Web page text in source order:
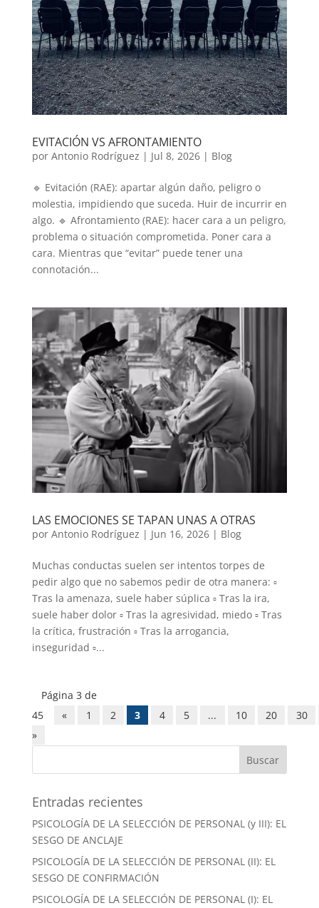
EVITACIÓN VS AFRONTAMIENTO
por Antonio Rodríguez | Jul 8, 2026| Blog
🔹 Evitación (RAE): apartar algún daño, peligro o
molestia, impidiendo que suceda. Huir de incurrir en
algo. 🔹 Afrontamiento (RAE): hacer cara a un peligro,
problema o situación comprometida. Poner cara a
cara. Mientras que “evitar” puede tener una
connotación...
LAS EMOCIONES SE TAPAN UNAS A OTRAS
por Antonio Rodríguez | Jun 16, 2026| Blog
Muchas conductas suelen ser intentos torpes de
pedir algo que no sabemos pedir de otra manera: ▫️
Tras la amenaza, suele haber súplica ▫️ Tras la ira,
suele haber dolor ▫️ Tras la agresividad, miedo ▫️ Tras
la crítica, frustración ▫️ Tras la arrogancia,
inseguridad ▫️...
Página 3 de
45
« 1 2 3 4 5 ... 10 20
30
»
Entradas recientes
PSICOLOGÍA DE LA SELECCIÓN DE PERSONAL (y III): EL
SESGO DE ANCLAJE
PSICOLOGÍA DE LA SELECCIÓN DE PERSONAL (II): EL
SESGO DE CONFIRMACIÓN
PSICOLOGÍA DE LA SELECCIÓN DE PERSONAL (I): EL